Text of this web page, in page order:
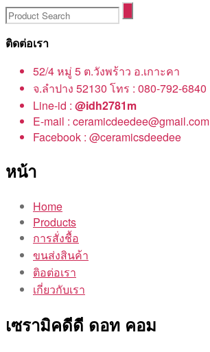
ติดต่อเรา
52/4 หมู่ 5 ต.วังพร้าว อ.เกาะคา
จ.ลำปาง 52130 โทร : 080-792-6840
Line-id : @idh2781m
E-mail : ceramicdeedee@gmail.com
Facebook : @ceramicsdeedee
หน้า
Home
Products
การสั่งชื้อ
ขนส่งสินค้า
ติอต่อเรา
เกี่ยวกับเรา
เซรามิคดีดี ดอท คอม